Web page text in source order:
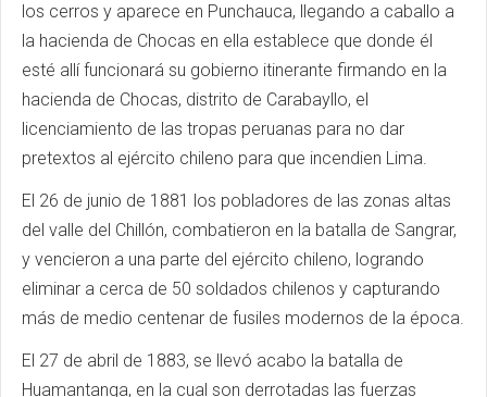
los cerros y aparece en Punchauca, llegando a caballo a
la hacienda de Chocas en ella establece que donde él
esté allí funcionará su gobierno itinerante firmando en la
hacienda de Chocas, distrito de Carabayllo, el
licenciamiento de las tropas peruanas para no dar
pretextos al ejército chileno para que incendien Lima.
El 26 de junio de 1881 los pobladores de las zonas altas
del valle del Chillón, combatieron en la batalla de Sangrar,
y vencieron a una parte del ejército chileno, logrando
eliminar a cerca de 50 soldados chilenos y capturando
más de medio centenar de fusiles modernos de la época.
El 27 de abril de 1883, se llevó acabo la batalla de
Huamantanga, en la cual son derrotadas las fuerzas